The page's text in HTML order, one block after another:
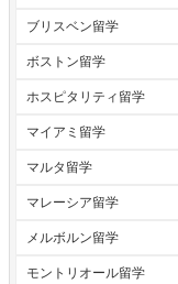
ブリスベン留学
ボストン留学
ホスピタリティ留学
マイアミ留学
マルタ留学
マレーシア留学
メルボルン留学
モントリオール留学